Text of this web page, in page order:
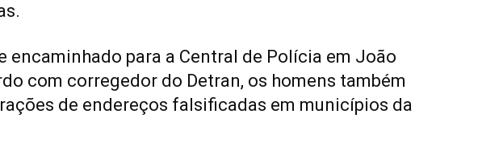
encaminhado para a Central de Polícia em João
com corregedor do Detran, os homens também
de endereços falsificadas em municípios da